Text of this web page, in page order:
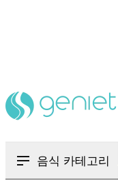
음식 카테고리